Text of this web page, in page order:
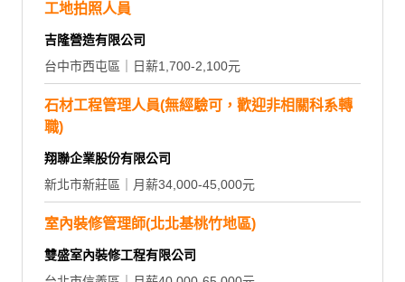
工地拍照人員
吉隆營造有限公司
台中市西屯區｜日薪1,700-2,100元
石材工程管理人員(無經驗可，歡迎非相關科系轉
職)
翔聯企業股份有限公司
新北市新莊區｜月薪34,000-45,000元
室內裝修管理師(北北基桃竹地區)
雙盛室內裝修工程有限公司